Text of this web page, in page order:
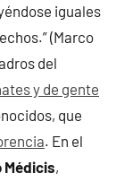
iguales
(Marco
del
y de gente
que
. En el
Médicis,